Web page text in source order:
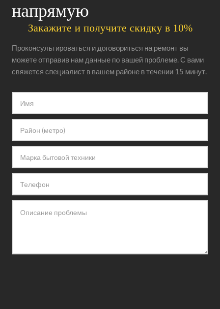
напрямую
Закажите и получите скидку в 10%
Проконсультироваться и договориться на ремонт вы
можете отправив нам данные по вашей проблеме. С вами
свяжется специалист в вашем районе в течении 15 минут.